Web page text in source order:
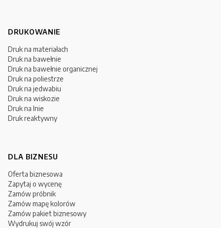
DRUKOWANIE
Druk na materiałach
Druk na bawełnie
Druk na bawełnie organicznej
Druk na poliestrze
Druk na jedwabiu
Druk na wiskozie
Druk na lnie
Druk reaktywny
DLA BIZNESU
Oferta biznesowa
Zapytaj o wycenę
Zamów próbnik
Zamów mapę kolorów
Zamów pakiet biznesowy
Wydrukuj swój wzór